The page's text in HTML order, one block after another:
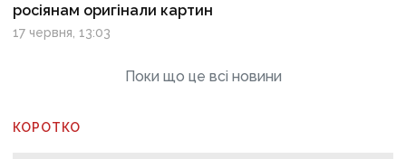
росіянам оригінали картин
17 червня, 13:03
Поки що це всі новини
КОРОТКО